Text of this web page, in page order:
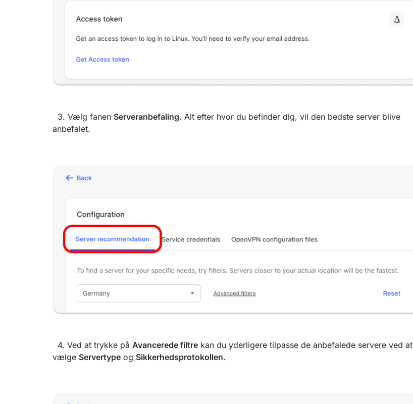
3. Vælg fanen Serveranbefaling. Alt efter hvor du befinder dig, vil den bedste server blive
anbefalet.
4. Ved at trykke på Avancerede filtre kan du yderligere tilpasse de anbefalede servere ved at
vælge Servertype og Sikkerhedsprotokollen.